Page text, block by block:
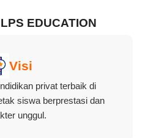
EDUCATION
Visi
privat terbaik di
siswa berprestasi dan
unggul.